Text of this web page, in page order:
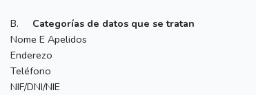
B. Categorías de datos que se tratan
Nome E Apelidos
Enderezo
Teléfono
NIF/DNI/NIE